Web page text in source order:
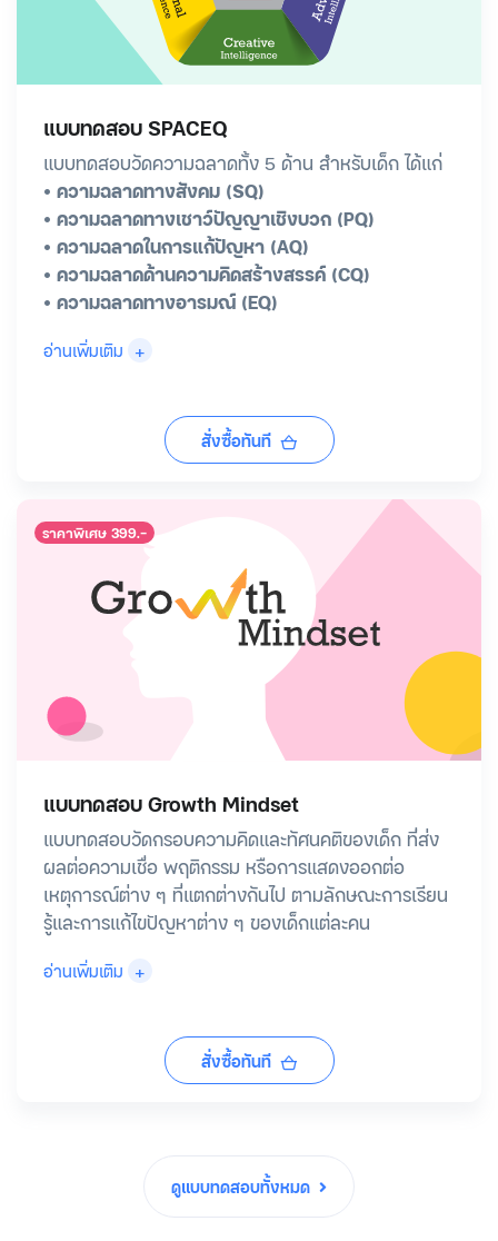
แบบทดสอบ SPACEQ
แบบทดสอบวัดความฉลาดทั้ง 5 ด้าน สำหรับเด็ก ได้แก่
• ความฉลาดทางสังคม (SQ)
• ความฉลาดทางเชาว์ปัญญาเชิงบวก (PQ)
• ความฉลาดในการแก้ปัญหา (AQ)
• ความฉลาดด้านความคิดสร้างสรรค์ (CQ)
• ความฉลาดทางอารมณ์ (EQ)
อ่านเพิ่มเติม +
สั่งซื้อทันที
ราคาพิเศษ 399.-
แบบทดสอบ Growth Mindset
แบบทดสอบวัดกรอบความคิดและทัศนคติของเด็ก ที่ส่ง
ผลต่อความเชื่อ พฤติกรรม หรือการแสดงออกต่อ
เหตุการณ์ต่าง ๆ ที่แตกต่างกันไป ตามลักษณะการเรียน
รู้และการแก้ไขปัญหาต่าง ๆ ของเด็กแต่ละคน
อ่านเพิ่มเติม +
สั่งซื้อทันที
ดูแบบทดสอบทั้งหมด